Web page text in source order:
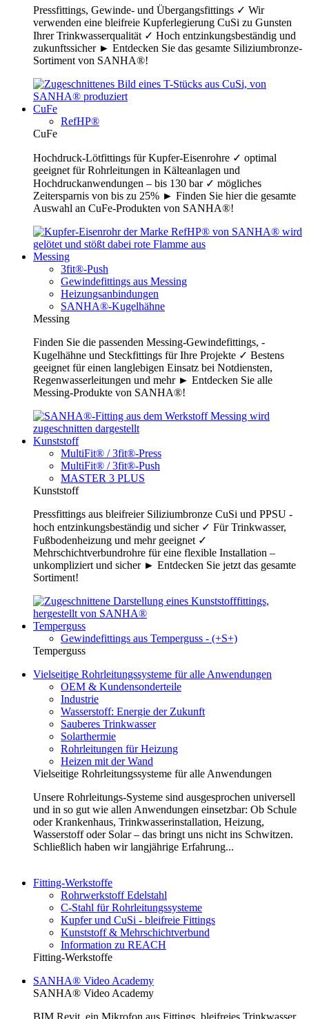
Pressfittings, Gewinde- und Übergangsfittings ✓ Wir
verwenden eine bleifreie Kupferlegierung CuSi zu Gunsten
Ihrer Trinkwasserqualität ✓ Hoch entzinkungsbeständig und
zukunftssicher ► Entdecken Sie das gesamte Siliziumbronze-
Sortiment von SANHA®!
CuFe
RefHP®
CuFe
Hochdruck-Lötfittings für Kupfer-Eisenrohre ✓ optimal
geeignet für Rohrleitungen in Kälteanlagen und
Hochdruckanwendungen – bis 130 bar ✓ mögliches
Zeitersparnis von bis zu 25% ► Finden Sie hier die gesamte
Auswahl an CuFe-Produkten von SANHA®!
Messing
3fit®-Push
Gewindefittings aus Messing
Heizungsanbindungen
SANHA®-Kugelhähne
Messing
Finden Sie die passenden Messing-Gewindefittings, -
Kugelhähne und Steckfittings für Ihre Projekte ✓ Bestens
geeignet für einen langlebigen Einsatz bei Notdiensten,
Regenwasserleitungen und mehr ► Entdecken Sie alle
Messing-Produkte von SANHA®!
Kunststoff
MultiFit® / 3fit®-Press
MultiFit® / 3fit®-Push
MASTER 3 PLUS
Kunststoff
Pressfittings aus bleifreier Siliziumbronze CuSi und PPSU -
hoch entzinkungsbeständig und sicher ✓ Für Trinkwasser,
Fußbodenheizung und mehr geeignet ✓
Mehrschichtverbundrohre für eine flexible Installation –
unkompliziert und sicher ► Entdecken Sie jetzt das gesamte
Sortiment!
Temperguss
Gewindefittings aus Temperguss - (+S+)
Temperguss
Vielseitige Rohrleitungssysteme für alle Anwendungen
OEM & Kundensonderteile
Industrie
Wasserstoff: Energie der Zukunft
Sauberes Trinkwasser
Solarthermie
Rohrleitungen für Heizung
Heizen mit der Wand
Vielseitige Rohrleitungssysteme für alle Anwendungen
Unsere Rohrleitungs-Systeme sind ausgesprochen universell
und in so gut wie allen Anwendungen einsetzbar: Ob Schule
oder Krankenhaus, Trinkwasserinstallation, Heizung,
Wasserstoff oder Solar – das bringt uns nicht ins Schwitzen.
Schließlich haben wir langjährige Erfahrung...
Fitting-Werkstoffe
Rohrwerkstoff Edelstahl
C-Stahl für Rohrleitungssysteme
Kupfer und CuSi - bleifreie Fittings
Kunststoff & Mehrschichtverbund
Information zu REACH
Fitting-Werkstoffe
SANHA® Video Academy
SANHA® Video Academy